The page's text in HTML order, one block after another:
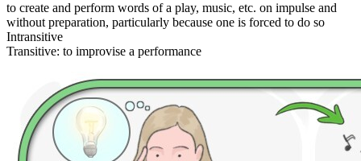
to create and perform words of a play, music, etc. on impulse and
without preparation, particularly because one is forced to do so
Intransitive
Transitive: to improvise a performance